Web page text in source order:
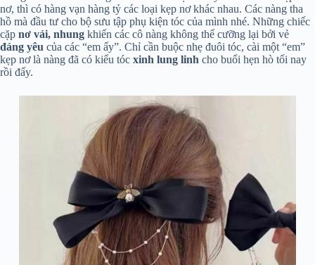
nơ, thì có hàng vạn hàng tỷ các loại kẹp nơ khác nhau. Các nàng tha
hồ mà đầu tư cho bộ sưu tập phụ kiện tóc của mình nhé. Những chiếc
cặp nơ vải, nhung khiến các cô nàng không thể cưỡng lại bởi vẻ
đáng yêu của các “em ấy”. Chỉ cần buộc nhẹ đuôi tóc, cài một “em”
kẹp nơ là nàng đã có kiểu tóc xinh lung linh cho buổi hẹn hò tối nay
rồi đấy.